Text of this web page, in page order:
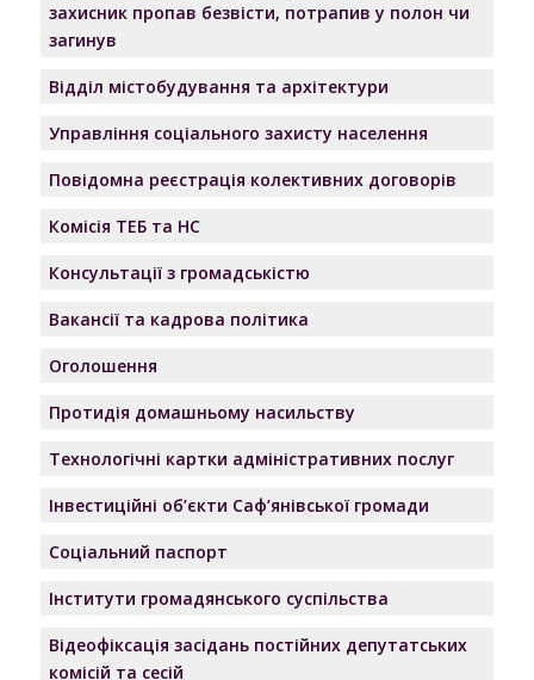
захисник пропав безвісти, потрапив у полон чи
загинув
Відділ містобудування та архітектури
Управління соціального захисту населення
Повідомна реєстрація колективних договорів
Комісія ТЕБ та НС
Консультації з громадськістю
Вакансії та кадрова політика
Оголошення
Протидія домашньому насильству
Технологічні картки адміністративних послуг
Інвестиційні об’єкти Саф’янівської громади
Соціальний паспорт
Інститути громадянського суспільства
Відеофіксація засідань постійних депутатських
комісій та сесій